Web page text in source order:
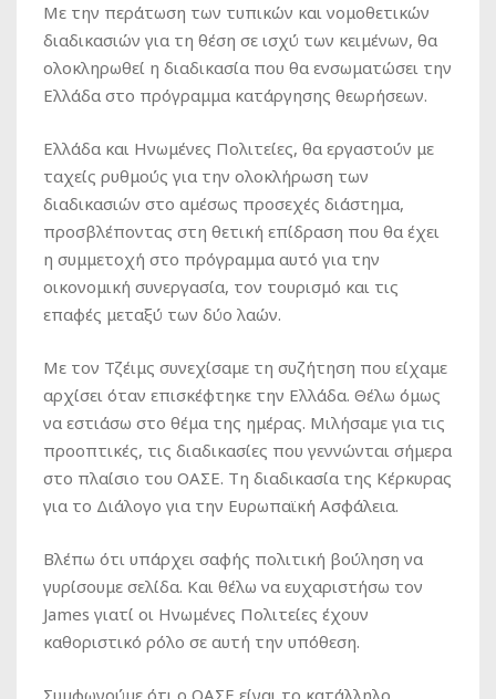
Με την περάτωση των τυπικών και νομοθετικών
διαδικασιών για τη θέση σε ισχύ των κειμένων, θα
ολοκληρωθεί η διαδικασία που θα ενσωματώσει την
Ελλάδα στο πρόγραμμα κατάργησης θεωρήσεων.
Ελλάδα και Ηνωμένες Πολιτείες, θα εργαστούν με
ταχείς ρυθμούς για την ολοκλήρωση των
διαδικασιών στο αμέσως προσεχές διάστημα,
προσβλέποντας στη θετική επίδραση που θα έχει
η συμμετοχή στο πρόγραμμα αυτό για την
οικονομική συνεργασία, τον τουρισμό και τις
επαφές μεταξύ των δύο λαών.
Με τον Τζέιμς συνεχίσαμε τη συζήτηση που είχαμε
αρχίσει όταν επισκέφτηκε την Ελλάδα. Θέλω όμως
να εστιάσω στο θέμα της ημέρας. Μιλήσαμε για τις
προοπτικές, τις διαδικασίες που γεννώνται σήμερα
στο πλαίσιο του ΟΑΣΕ. Τη διαδικασία της Κέρκυρας
για το Διάλογο για την Ευρωπαϊκή Ασφάλεια.
Βλέπω ότι υπάρχει σαφής πολιτική βούληση να
γυρίσουμε σελίδα. Και θέλω να ευχαριστήσω τον
James γιατί οι Ηνωμένες Πολιτείες έχουν
καθοριστικό ρόλο σε αυτή την υπόθεση.